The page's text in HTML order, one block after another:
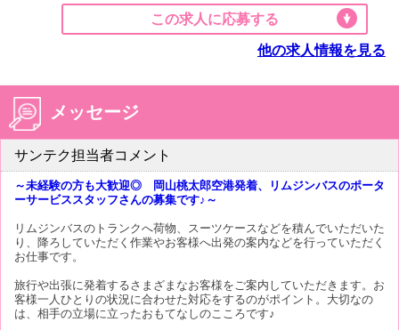
この求人に応募する
他の求人情報を見る
メッセージ
サンテク担当者コメント
～未経験の方も大歓迎◎ 岡山桃太郎空港発着、リムジンバスのポータ
ーサービススタッフさんの募集です♪～
リムジンバスのトランクへ荷物、スーツケースなどを積んでいただいた
り、降ろしていただく作業やお客様へ出発の案内などを行っていただく
お仕事です。
旅行や出張に発着するさまざまなお客様をご案内していただきます。お
客様一人ひとりの状況に合わせた対応をするのがポイント。大切なの
は、相手の立場に立ったおもてなしのこころです♪